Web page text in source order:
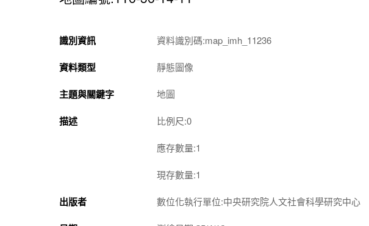
識別資訊 資料識別碼:map_imh_11236
資料類型 靜態圖像
主題與關鍵字 地圖
描述 比例尺:0
應存數量:1
現存數量:1
出版者 數位化執行單位:中央研究院人文社會科學研究中心